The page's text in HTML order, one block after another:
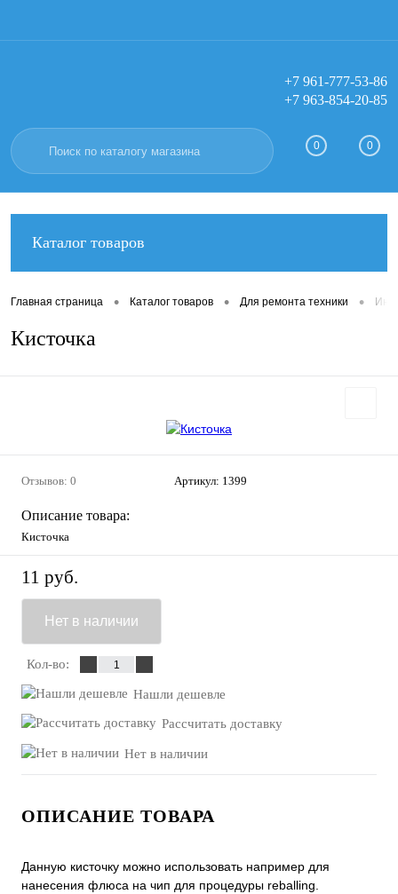
Вход Регистрация
+7 961-777-53-86
+7 963-854-20-85
0 0
Каталог товаров
Главная страница • Каталог товаров • Для ремонта техники •
Кисточка
Отзывов: 0 Артикул: 1399
Описание товара:
Кисточка
11 руб.
Нет в наличии
Кол-во:
Нашли дешевле
Рассчитать доставку
Нет в наличии
ОПИСАНИЕ ТОВАРА
Данную кисточку можно использовать например для
нанесения флюса на чип для процедуры reballing.